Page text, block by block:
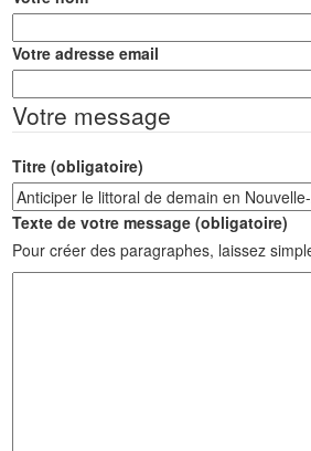
Votre adresse email
Votre message
Titre (obligatoire)
Texte de votre message (obligatoire)
Pour créer des paragraphes, laissez